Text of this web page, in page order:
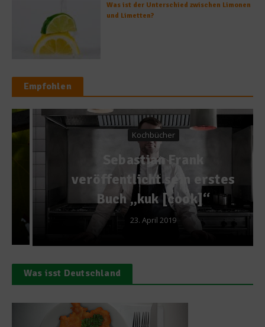
Was ist der Unterschied zwischen Limonen
und Limetten?
Empfohlen
Kochbücher
Sebastian Frank
veröffentlicht sein erstes
Buch „kuk [cook]“
23. April 2019
Was isst Deutschland